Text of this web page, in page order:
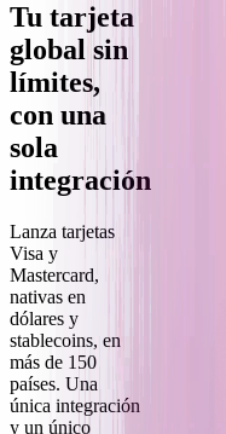
Tu tarjeta
global sin
límites,
con una
sola
integración
Lanza tarjetas
Visa y
Mastercard,
nativas en
dólares y
stablecoins, en
más de 150
países. Una
única integración
y un único